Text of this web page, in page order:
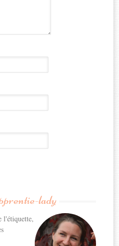
lady
l'étiquette,